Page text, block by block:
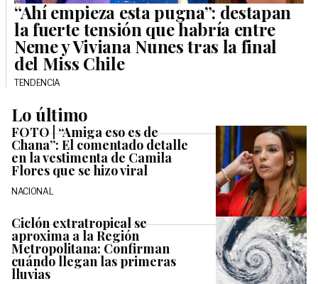
“Ahí empieza esta pugna”: destapan
la fuerte tensión que habría entre
Neme y Viviana Nunes tras la final
del Miss Chile
TENDENCIA
Lo último
FOTO | “Amiga eso es de
Chana”: El comentado detalle
en la vestimenta de Camila
Flores que se hizo viral
NACIONAL
Ciclón extratropical se
aproxima a la Región
Metropolitana: Confirman
cuándo llegan las primeras
lluvias